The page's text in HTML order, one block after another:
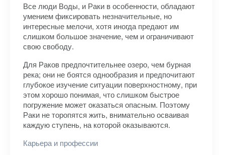
Все люди Воды, и Раки в особенности, обладают
умением фиксировать незначительные, но
интересные мелочи, хотя иногда предают им
слишком большое значение, чем и ограничивают
свою свободу.
Для Раков предпочтительнее озеро, чем бурная
река; они не боятся однообразия и предпочитают
глубокое изучение ситуации поверхностному, при
этом хорошо понимая, что слишком быстрое
погружение может оказаться опасным. Поэтому
Раки не торопятся жить, внимательно осваивая
каждую ступень, на которой оказываются.
Карьера и профессии